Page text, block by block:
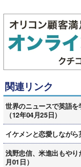
関連リンク
世界のニュースで英語
（12年04月25日）
イケメンと恋愛しながら
浅野忠信、米進出もや
月01日）